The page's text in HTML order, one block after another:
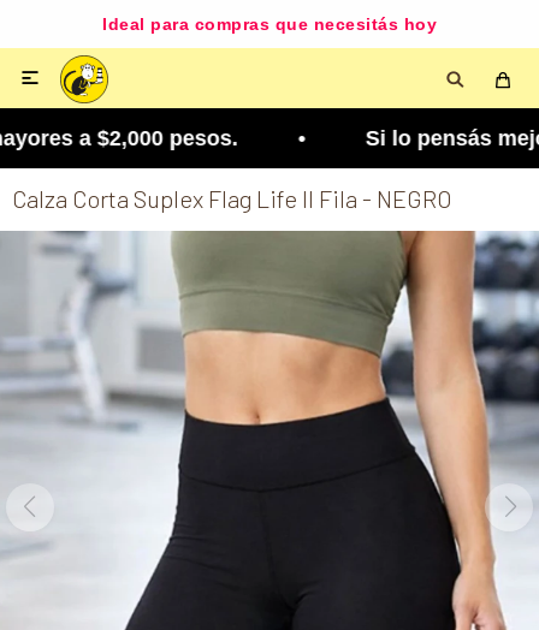
Ideal para compras que necesitás hoy

a $2,000 pesos. • Si lo pensás mejor,
Calza Corta Suplex Flag Life ll Fila - NEGRO